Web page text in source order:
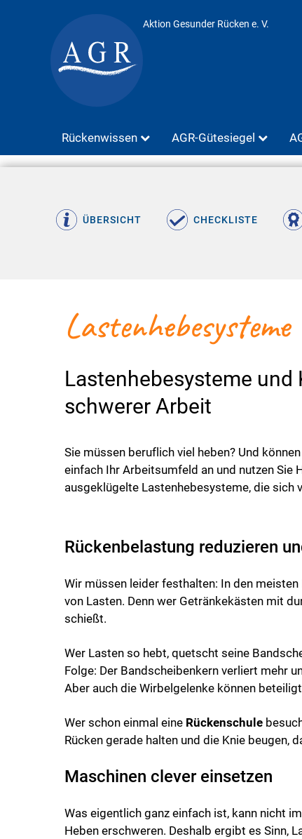
Aktion Gesunder Rücken e. V.
Rückenwissen AGR-Gütesiegel
ÜBERSICHT CHECKLISTE
Lastenhebesysteme
Lastenhebesysteme
schwerer Arbeit
Sie müssen beruflich viel heben? Und
einfach Ihr Arbeitsumfeld an und nutzen Sie
ausgeklügelte Lastenhebesysteme, die sich
Rückenbelastung reduzieren
Wir müssen leider festhalten: In den
von Lasten. Denn wer Getränkekästen mit
schießt.
Wer Lasten so hebt, quetscht seine
Folge: Der Bandscheibenkern verliert mehr
Aber auch die Wirbelgelenke können
Wer schon einmal eine Rückenschule
Rücken gerade halten und die Knie beugen,
Maschinen clever einsetzen
Was eigentlich ganz einfach ist, kann nicht
Heben erschweren. Deshalb ergibt es Sinn,